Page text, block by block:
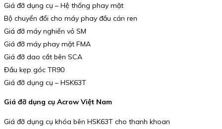
Giá đỡ dụng cụ – Hệ thống phay mặt
Bộ chuyển đổi cho máy phay đầu cán ren
Giá đỡ máy nghiền vỏ SM
Giá đỡ máy phay mặt FMA
Giá đỡ dao cắt bên SCA
Đầu kẹp góc TR90
Giá đỡ dụng cụ – HSK63T
Giá đỡ dụng cụ Acrow Việt Nam
Giá đỡ dụng cụ khóa bên HSK63T cho thanh khoan